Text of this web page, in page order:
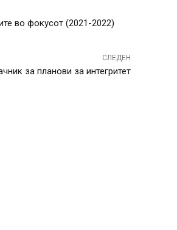
во фокусот (2021-2022)
СЛЕДЕН
за планови за интегритет